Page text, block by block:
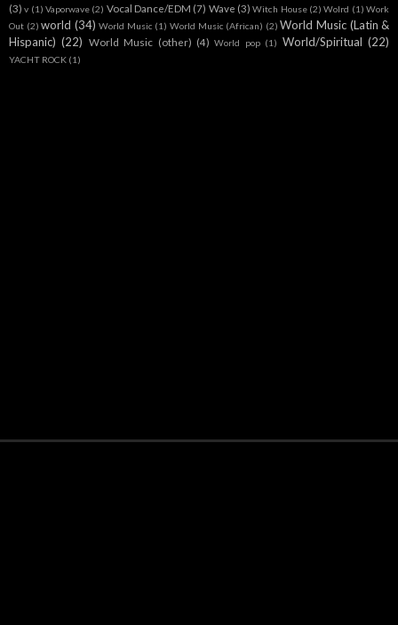
(3) v (1) Vaporwave (2) Vocal Dance/EDM (7) Wave (3) Witch House (2) Wolrd (1) Work
Out (2) world (34) World Music (1) World Music (African) (2) World Music (Latin &
Hispanic) (22) World Music (other) (4) World pop (1) World/Spiritual (22)
YACHT ROCK (1)